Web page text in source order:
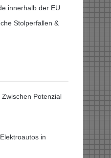
innerhalb der EU
Stolperfallen &
Potenzial
in